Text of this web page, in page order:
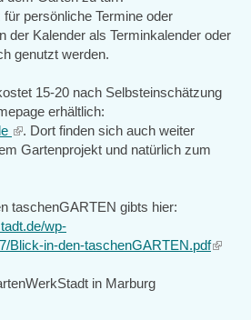
persönliche Termine oder
der Kalender als Terminkalender oder
genutzt werden.
15-20 nach Selbsteinschätzung
erhältlich:
(link
is
. Dort finden sich auch weiter
Gartenprojekt und natürlich zum
taschenGARTEN gibts hier:
wp-
Blick-in-den-taschenGARTEN.pdf(link
in Marburg